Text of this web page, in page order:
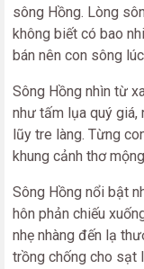
sông Hồng. Lòng
không biết có bao
bán nên con sông
Sông Hồng nhìn từ
như tấm lụa quý giá,
lũy tre làng. Từng
khung cảnh thơ
Sông Hồng nổi bật
hôn phản chiếu
nhẹ nhàng đến lạ
trồng chống cho sạt